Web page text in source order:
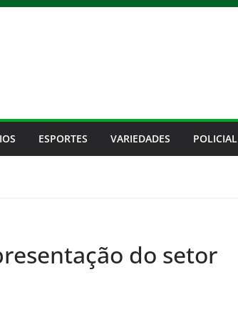
ESPORTES VARIEDADES POLICIAL
do setor